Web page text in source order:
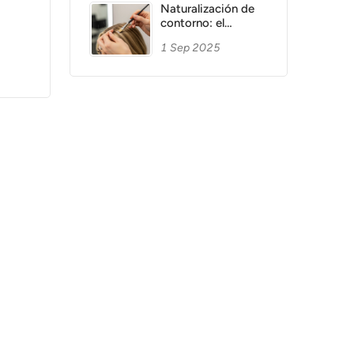
Naturalización de
contorno: el
Bosch para un
perfecto
1 Sep 2025